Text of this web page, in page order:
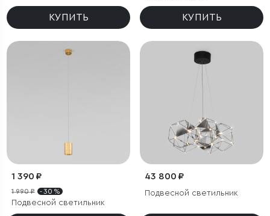
КУПИТЬ
светодиодами
КУПИТЬ
1 390 ₽
1 990 ₽ - 30 %
Подвесной светильник
43 800 ₽
Подвесной светильник